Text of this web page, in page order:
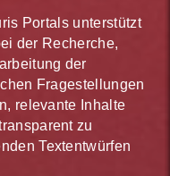
Portals unterstützt
der Recherche,
der
Fragestellungen
relevante Inhalte
zu
Textentwürfen